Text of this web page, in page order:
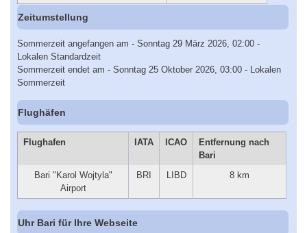
Zeitumstellung
Sommerzeit angefangen am - Sonntag 29 März 2026, 02:00 -
Lokalen Standardzeit
Sommerzeit endet am - Sonntag 25 Oktober 2026, 03:00 - Lokalen
Sommerzeit
Flughäfen
Flughafen IATA ICAO
Entfernung nach
Bari
Bari "Karol Wojtyla"
Airport
BRI LIBD 8 km
Uhr Bari für Ihre Webseite